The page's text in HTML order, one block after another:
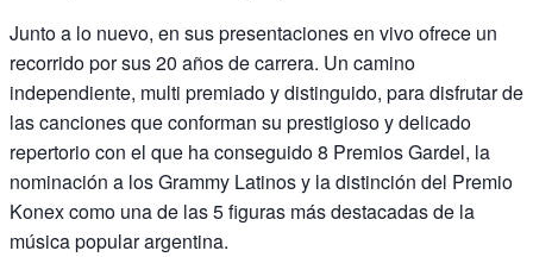
Junto a lo nuevo, en sus presentaciones en vivo ofrece un
recorrido por sus 20 años de carrera. Un camino
independiente, multi premiado y distinguido, para disfrutar de
las canciones que conforman su prestigioso y delicado
repertorio con el que ha conseguido 8 Premios Gardel, la
nominación a los Grammy Latinos y la distinción del Premio
Konex como una de las 5 figuras más destacadas de la
música popular argentina.